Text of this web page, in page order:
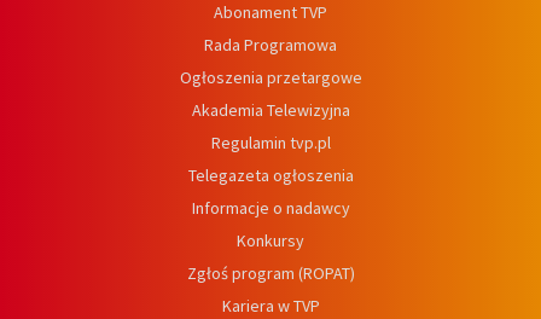
Abonament TVP
Rada Programowa
Ogłoszenia przetargowe
Akademia Telewizyjna
Regulamin tvp.pl
Telegazeta ogłoszenia
Informacje o nadawcy
Konkursy
Zgłoś program (ROPAT)
Kariera w TVP